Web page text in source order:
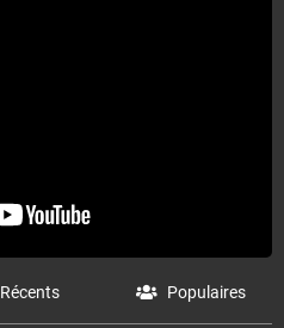
Récents Populaires